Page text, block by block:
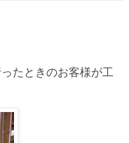
たときのお客様が工